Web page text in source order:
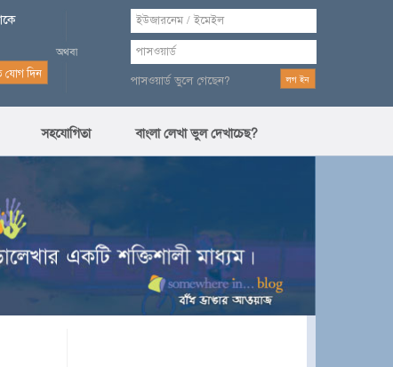
পাসওয়ার্ড ভুলে গেছেন?
সহযোগিতা বাংলা লেখা ভুল দেখাচেছ?